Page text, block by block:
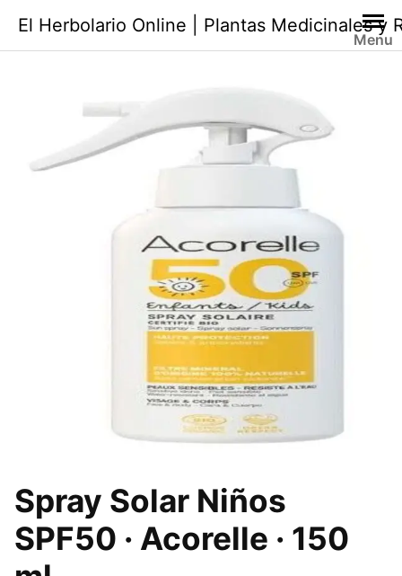
contenido
El Herbolario Online | Plantas Medicinales y
Menu
Spray Solar Niños
SPF50 · Acorelle · 150